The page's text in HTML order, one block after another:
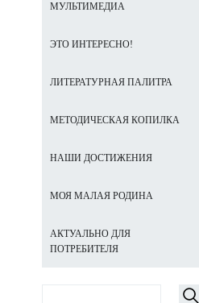
МУЛЬТИМЕДИА
ЭТО ИНТЕРЕСНО!
ЛИТЕРАТУРНАЯ ПАЛИТРА
МЕТОДИЧЕСКАЯ КОПИЛКА
НАШИ ДОСТИЖЕНИЯ
МОЯ МАЛАЯ РОДИНА
АКТУАЛЬНО ДЛЯ
ПОТРЕБИТЕЛЯ